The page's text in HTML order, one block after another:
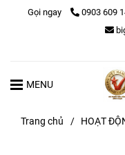
Gọi ngay 0903 609
MENU
Trang chủ / HOẠT